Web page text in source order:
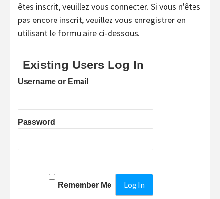
êtes inscrit, veuillez vous connecter. Si vous n'êtes
pas encore inscrit, veuillez vous enregistrer en
utilisant le formulaire ci-dessous.
Existing Users Log In
Username or Email
Password
Remember Me